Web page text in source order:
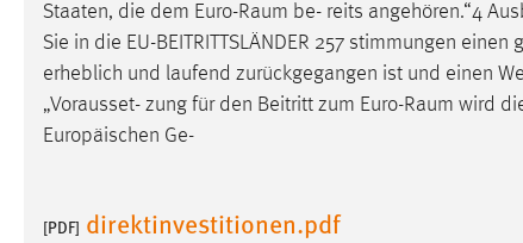
Staaten, die dem Euro-Raum be- reits angehören.“4
Sie in die EU-BEITRITTSLÄNDER 257 stimmungen einen
erheblich und laufend zurückgegangen ist und einen
„Vorausset- zung für den Beitritt zum Euro-Raum wird
Europäischen Ge-
[PDF] direktinvestitionen.pdf